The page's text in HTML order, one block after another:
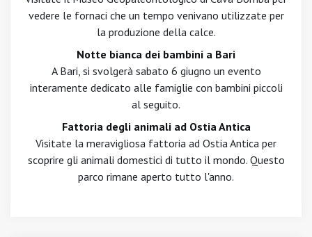
vedere le fornaci che un tempo venivano utilizzate per
la produzione della calce.
Notte bianca dei bambini a Bari
A Bari, si svolgerà sabato 6 giugno un evento
interamente dedicato alle famiglie con bambini piccoli
al seguito.
Fattoria degli animali ad Ostia Antica
Visitate la meravigliosa fattoria ad Ostia Antica per
scoprire gli animali domestici di tutto il mondo. Questo
parco rimane aperto tutto l'anno.